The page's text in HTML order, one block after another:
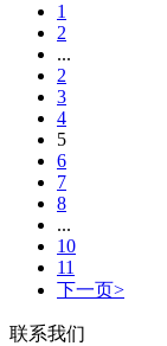
1
2
...
2
3
4
5
6
7
8
...
10
11
下一页>
联系我们